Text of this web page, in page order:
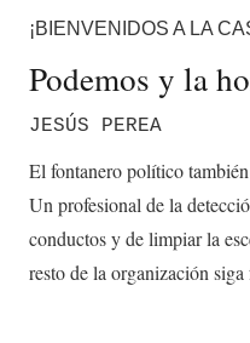
¡BIENVENIDOS A LA
Podemos y la
JESÚS PEREA
El fontanero político
Un profesional de la
conductos y de limpiar la
resto de la organización